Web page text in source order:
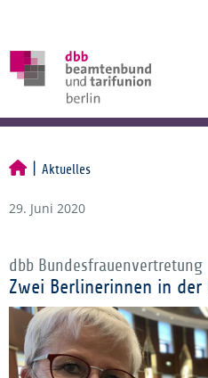
Aktuelles
29. Juni 2020
dbb Bundesfrauenvertretung
Zwei Berlinerinnen in